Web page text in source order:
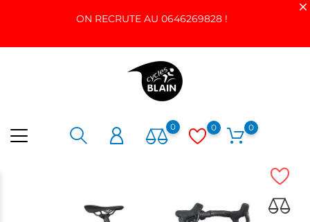
ON RECRUTE AU 0646269828 !
0 0 0